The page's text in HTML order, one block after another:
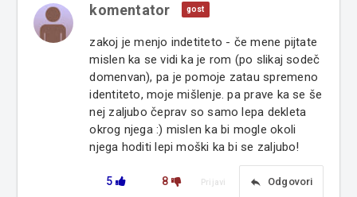
komentator gost
zakoj je menjo indetiteto - če mene pijtate
mislen ka se vidi ka je rom (po slikaj sodeč
domenvan), pa je pomoje zatau spremeno
identiteto, moje mišlenje. pa prave ka se še
nej zaljubo čeprav so samo lepa dekleta
okrog njega :) mislen ka bi mogle okoli
njega hoditi lepi moški ka bi se zaljubo!
5 8 reply Odgovori
Prijavi